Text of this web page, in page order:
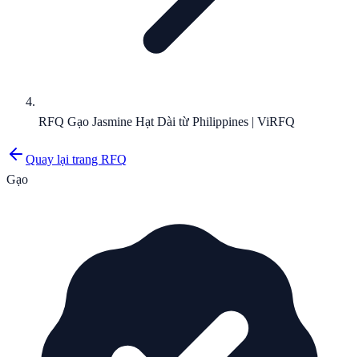
RFQ Gạo Jasmine Hạt Dài từ Philippines | ViRFQ
Quay lại trang RFQ
Gạo